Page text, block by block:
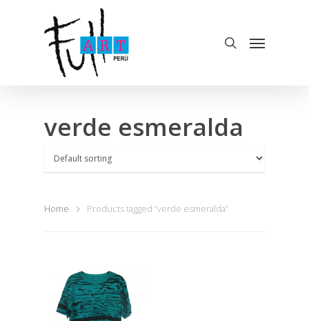
verde esmeralda
Home Products tagged “verde esmeralda”